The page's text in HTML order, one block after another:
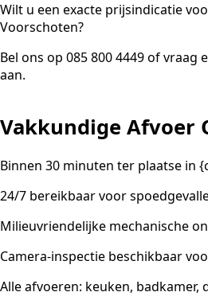
Wilt u een exacte prijsindicatie
Voorschoten?
Bel ons op 085 800 4449 of
aan.
Vakkundige Afvoer
Binnen 30 minuten ter plaatse in
24/7 bereikbaar voor
Milieuvriendelijke mechanische
Camera-inspectie beschikbaar
Alle afvoeren: keuken, badkamer,